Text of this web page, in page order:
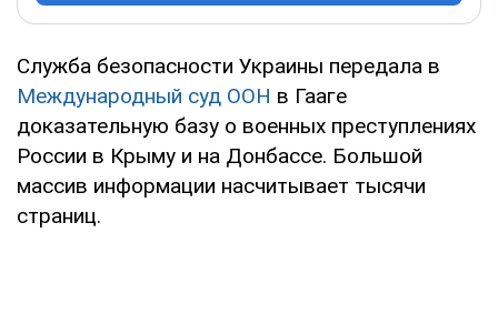
Служба безопасности Украины передала в
Международный суд ООН в Гааге
доказательную базу о военных преступлениях
России в Крыму и на Донбассе. Большой
массив информации насчитывает тысячи
страниц.